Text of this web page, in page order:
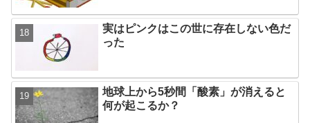
実はピンクはこの世に存在しない色だ
った
地球上から5秒間「酸素」が消えると
何が起こるか？